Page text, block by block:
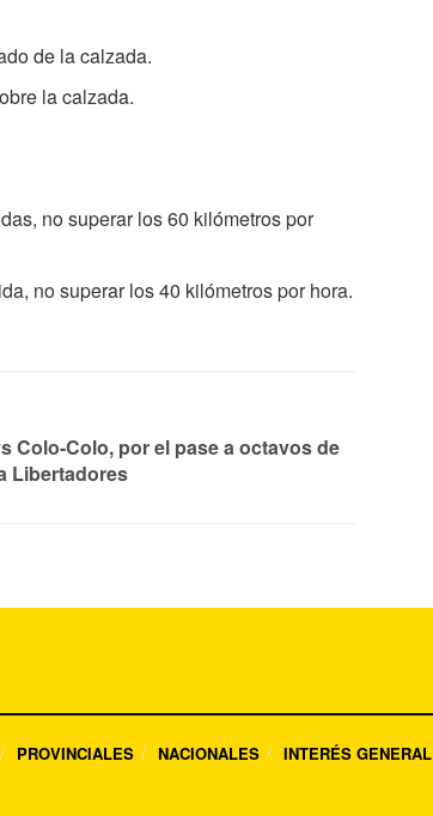
de la calzada.
la calzada.
no superar los 60 kilómetros por
no superar los 40 kilómetros por hora.
Colo-Colo, por el pase a octavos de
Libertadores
PROVINCIALES NACIONALES
INTERÉS GENERAL